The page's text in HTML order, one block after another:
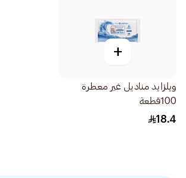
+
ويلزايد مناديل غير معطرة
100قطعة
18.4